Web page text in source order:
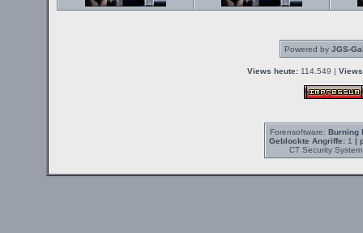
Powered by JGS-
Views heute: 114.549 |
Forensoftware: Burning
Geblockte Angriffe:1 |
CT Security